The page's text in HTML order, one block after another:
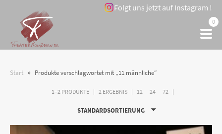
Folgt uns jetzt auf Instagram !
0
Start » Produkte verschlagwortet mit „11 männliche“
1–2 PRODUKTE 2 ERGEBNIS 12 24 72
STANDARDSORTIERUNG